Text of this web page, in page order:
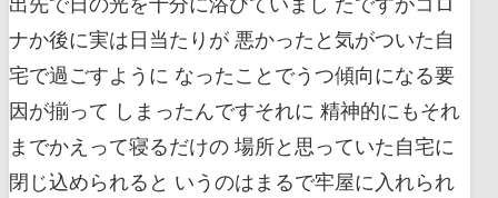
ナか後に実は日当たりが 悪かったと気がついた自
宅で過ごすように なったことでうつ傾向になる要
因が揃って しまったんですそれに 精神的にもそれ
までかえって寝るだけの 場所と思っていた自宅に
閉じ込められると いうのはまるで牢屋に入れられ